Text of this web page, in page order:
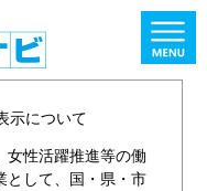
示について
女性活躍推進等の働
として、国・県・市